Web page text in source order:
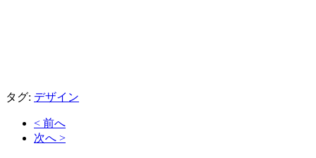
タグ: デザイン
< 前へ
次へ >